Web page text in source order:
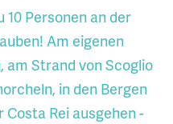
Personen an der
Am eigenen
am Strand von Scoglio
in den Bergen
Rei ausgehen -